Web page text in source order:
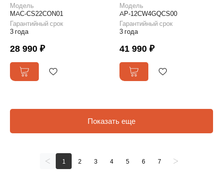
Модель
MAC-CS22CON01
Гарантийный срок
3 года
28 990 ₽
Модель
AP-12CW4GQCS00
Гарантийный срок
3 года
41 990 ₽
Показать еще
1 2 3 4 5 6 7